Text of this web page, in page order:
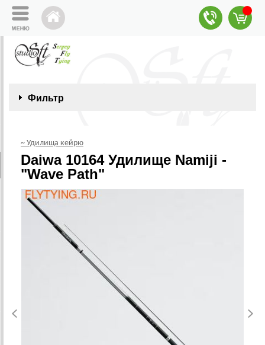
Фильтр
~ Удилища кейрю
Daiwa 10164 Удилище Namiji -
"Wave Path"